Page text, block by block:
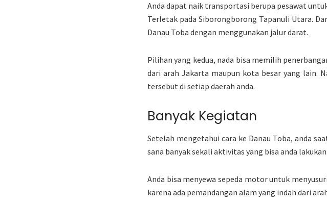
Anda dapat naik transportasi berupa pesawat
Terletak pada Siborongborong Tapanuli Utara.
Danau Toba dengan menggunakan jalur darat.
Pilihan yang kedua, nada bisa memilih
dari arah Jakarta maupun kota besar yang lain.
tersebut di setiap daerah anda.
Banyak Kegiatan
Setelah mengetahui cara ke Danau Toba, anda
sana banyak sekali aktivitas yang bisa anda lakukan.
Anda bisa menyewa sepeda motor untuk
karena ada pemandangan alam yang indah dari